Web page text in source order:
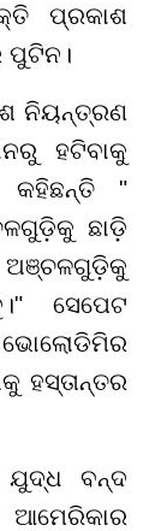
ପ୍ରକାଶ
ପୁଟିନ।
ନିୟନ୍ତ୍ରଣ
ହଟିବାକୁ
କହିଛନ୍ତି "
ଛାଡ଼ି
ଅଞ୍ଚଳଗୁଡ଼ିକୁ
ସେପେଟ
ହସ୍ତାନ୍ତର
ବନ୍ଦ